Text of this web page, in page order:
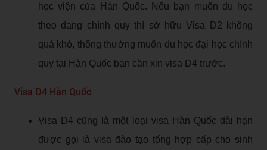
học viện của Hàn Quốc. Nếu bạn muốn du học
theo dạng chính quy thì sở hữu Visa D2 không
quá khó, thông thường muốn du học đại học chính
quy tại Hàn Quốc bạn cần xin visa D4 trước.
Visa D4 Hàn Quốc
Visa D4 cũng là một loại visa Hàn Quốc dài hạn
được gọi là visa đào tạo tổng hợp cấp cho sinh